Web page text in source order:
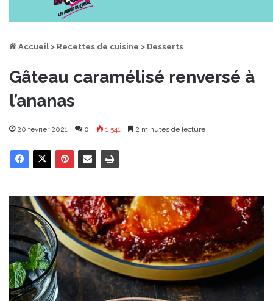
Accueil > Recettes de cuisine > Desserts
Gâteau caramélisé renversé à
l’ananas
20 février 2021 0 1 541 2 minutes de lecture